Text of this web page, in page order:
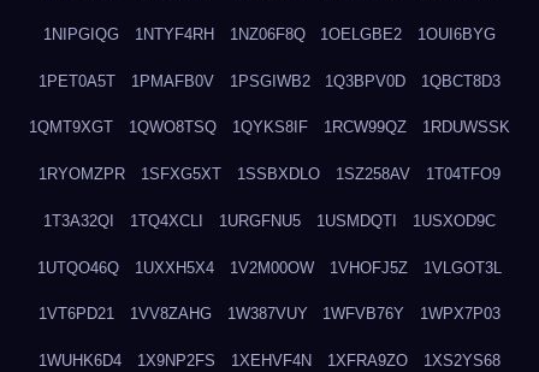
1NIPGIQG 1NTYF4RH 1NZ06F8Q 1OELGBE2 1OUI6BYG
1PET0A5T 1PMAFB0V 1PSGIWB2 1Q3BPV0D 1QBCT8D3
1QMT9XGT 1QWO8TSQ 1QYKS8IF 1RCW99QZ 1RDUWSSK
1RYOMZPR 1SFXG5XT 1SSBXDLO 1SZ258AV 1T04TFO9
1T3A32QI 1TQ4XCLI 1URGFNU5 1USMDQTI 1USXOD9C
1UTQO46Q 1UXXH5X4 1V2M00OW 1VHOFJ5Z 1VLGOT3L
1VT6PD21 1VV8ZAHG 1W387VUY 1WFVB76Y 1WPX7P03
1WUHK6D4 1X9NP2FS 1XEHVF4N 1XFRA9ZO 1XS2YS68